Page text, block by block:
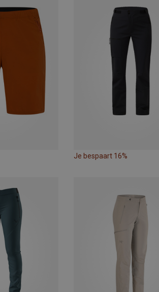
Je bespaart 16%